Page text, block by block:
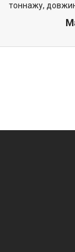
тоннажу,